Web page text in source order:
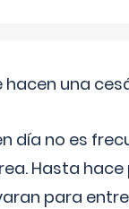
hacen una
día no es
Hasta
para